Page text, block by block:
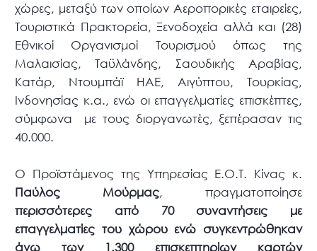
χώρες, μεταξύ των οποίων Αεροπορικές εταιρείες,
Τουριστικά Πρακτορεία, Ξενοδοχεία αλλά και (28)
Εθνικοί Οργανισμοί Τουρισμού όπως της
Μαλαισίας, Ταϋλάνδης, Σαουδικής Αραβίας,
Κατάρ, Ντουμπάϊ ΗΑΕ, Αιγύπτου, Τουρκίας,
Ινδονησίας κ.α., ενώ οι επαγγελματίες επισκέπτες,
σύμφωνα με τους διοργανωτές, ξεπέρασαν τις
40.000.
Ο Προϊστάμενος της Υπηρεσίας Ε.Ο.Τ. Κίνας κ.
Παύλος Μούρμας, πραγματοποίησε
περισσότερες από 70 συναντήσεις με
επαγγελματίες του χώρου ενώ συγκεντρώθηκαν
άνω των 1.300 επισκεπτηρίων καρτών